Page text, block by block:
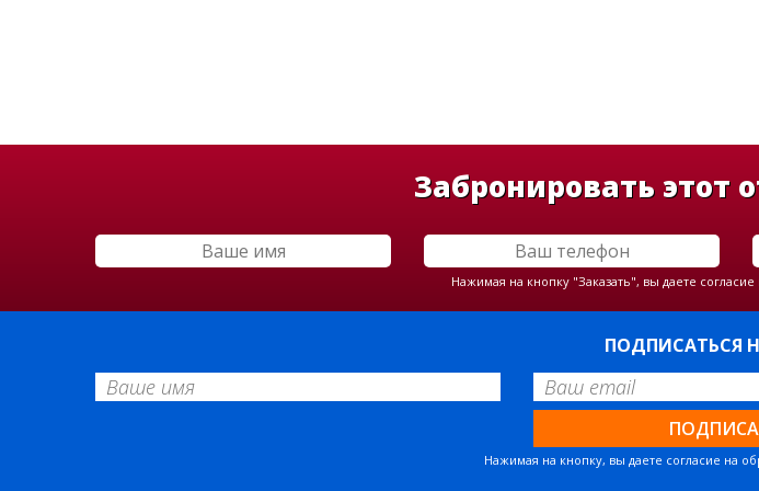
Забронировать этот
Нажимая на кнопку "Заказать", вы даете
ПОДПИСАТЬСЯ
Нажимая на кнопку, вы даете согласие на